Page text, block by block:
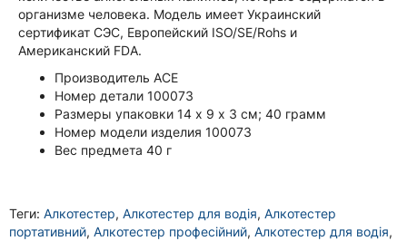
организме человека. Модель имеет Украинский
сертификат СЭС, Европейский ISO/SE/Rohs и
Американский FDA.
Производитель ‎ACE
Номер детали ‎100073
Размеры упаковки 14 х 9 х 3 см; 40 грамм
Номер модели изделия ‎100073
Вес предмета ‎40 г
Теги: Алкотестер, Алкотестер для водія, Алкотестер
портативний, Алкотестер професійний, Алкотестер для водія,